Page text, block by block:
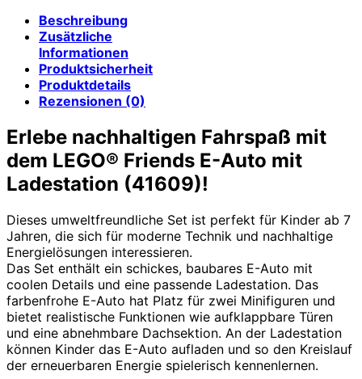
Beschreibung
Zusätzliche
Informationen
Produktsicherheit
Produktdetails
Rezensionen (0)
Erlebe nachhaltigen Fahrspaß mit
dem LEGO® Friends E-Auto mit
Ladestation (41609)!
Dieses umweltfreundliche Set ist perfekt für Kinder ab 7
Jahren, die sich für moderne Technik und nachhaltige
Energielösungen interessieren.
Das Set enthält ein schickes, baubares E-Auto mit
coolen Details und eine passende Ladestation. Das
farbenfrohe E-Auto hat Platz für zwei Minifiguren und
bietet realistische Funktionen wie aufklappbare Türen
und eine abnehmbare Dachsektion. An der Ladestation
können Kinder das E-Auto aufladen und so den Kreislauf
der erneuerbaren Energie spielerisch kennenlernen.